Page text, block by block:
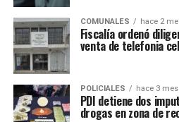
COMUNALES hace 2
Fiscalía ordenó
venta de telefonia
POLICIALES hace 3
PDI detiene dos
drogas en zona de